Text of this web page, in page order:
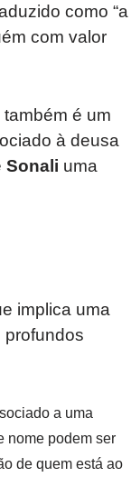
como “a
com valor
é um
à deusa
Sonali uma
implica uma
profundos
a uma
nome podem ser
de quem está ao